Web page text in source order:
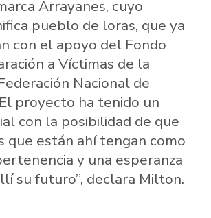
Arrayanes, cuyo
pueblo de loras, que ya
con el apoyo del Fondo
a Víctimas de la
Nacional de
proyecto ha tenido un
con la posibilidad de que
que están ahí tengan como
y una esperanza
su futuro”, declara Milton.